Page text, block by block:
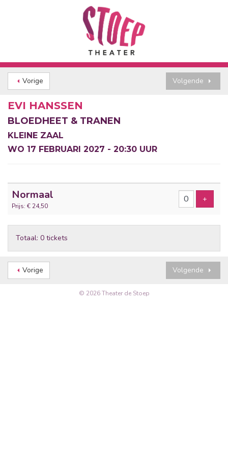
Vorige Volgende
EVI HANSSEN
BLOEDHEET & TRANEN
KLEINE ZAAL
WO 17 FEBRUARI 2027 - 20:30 UUR
Aantal
Normaal
Prijs: € 24,50
+
Totaal: 0 tickets
Vorige Volgende
© 2026 Theater de Stoep